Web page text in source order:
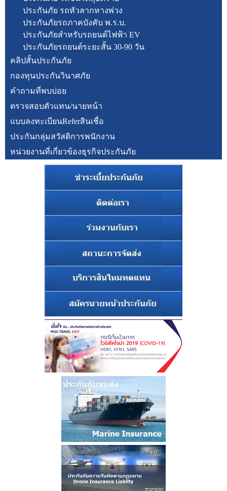
ประกันภัย รถหัวลากหางพ่วง
ประกันภัยรถภาคบังคับ พ.ร.บ.
ประกันภัยสำหรับรถยนต์ไฟฟ้า EV
ประกันภัยรถยนต์ระยะสั้น 30-90 วัน
คลิปสั้นประกันภัย
กองทุนประกันวินาศภัย
คำถามที่พบบ่อย
ตรวจสอบตัวแทน/นายหน้า
แบบลงทะเบียนReferสินเชื่อ
ประกันกลุ่มสวัสดิการพนักงาน
หน่วยงานที่เกี่ยวข้องธุรกิจประกันภัย